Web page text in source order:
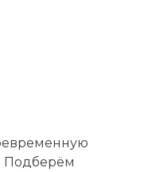
Подберём